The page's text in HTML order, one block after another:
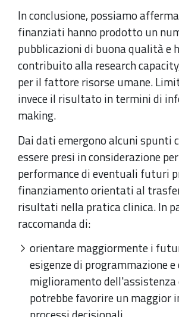
In conclusione, possiamo
finanziati hanno prodotto un
pubblicazioni di buona qualità e
contribuito alla research
per il fattore risorse umane.
invece il risultato in termini di
making.
Dai dati emergono alcuni spunti
essere presi in considerazione
performance di eventuali futuri
finanziamento orientati al
risultati nella pratica clinica. In
raccomanda di:
orientare maggiormente i
esigenze di programmazione
miglioramento dell'assistenza
potrebbe favorire un maggior